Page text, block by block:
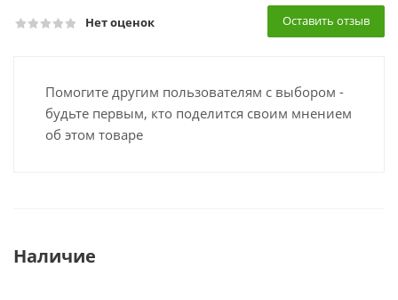
Нет оценок Оставить отзыв
Помогите другим пользователям с выбором -
будьте первым, кто поделится своим мнением
об этом товаре
Наличие